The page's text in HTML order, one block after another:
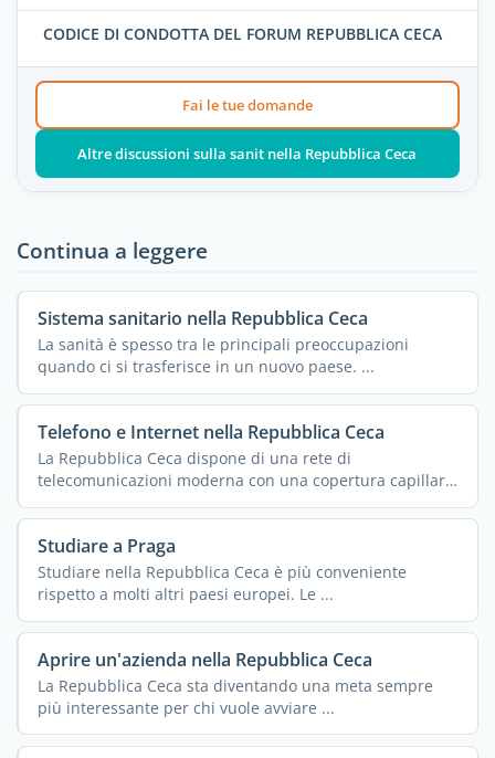
CODICE DI CONDOTTA DEL FORUM REPUBBLICA CECA
Fai le tue domande
Altre discussioni sulla sanit nella Repubblica Ceca
Continua a leggere
Sistema sanitario nella Repubblica Ceca
La sanità è spesso tra le principali preoccupazioni
quando ci si trasferisce in un nuovo paese. ...
Telefono e Internet nella Repubblica Ceca
La Repubblica Ceca dispone di una rete di
telecomunicazioni moderna con una copertura capillare
nella maggior ...
Studiare a Praga
Studiare nella Repubblica Ceca è più conveniente
rispetto a molti altri paesi europei. Le ...
Aprire un'azienda nella Repubblica Ceca
La Repubblica Ceca sta diventando una meta sempre
più interessante per chi vuole avviare ...